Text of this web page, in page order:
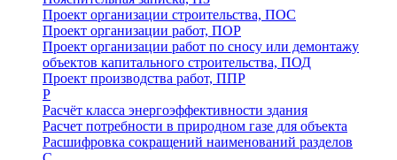
Проект организации строительства, ПОС
Проект организации работ, ПОР
Проект организации работ по сносу или демонтажу
объектов капитального строительства, ПОД
Проект производства работ, ППР
Р
Расчёт класса энергоэффективности здания
Расчет потребности в природном газе для объекта
Расшифровка сокращений наименований разделов